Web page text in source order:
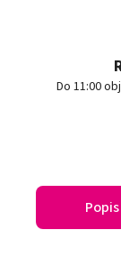
Do 11:00
Popis